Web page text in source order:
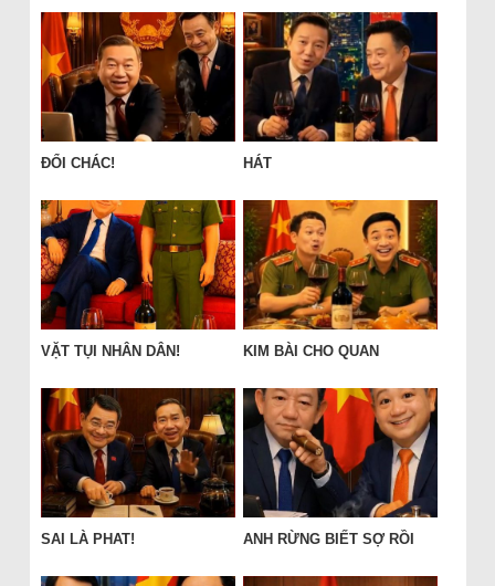
ĐỔI CHÁC! HÁT
VẶT TỤI NHÂN DÂN! KIM BÀI CHO QUAN
SAI LÀ PHAT! ANH RỪNG BIẾT SỢ RỒI